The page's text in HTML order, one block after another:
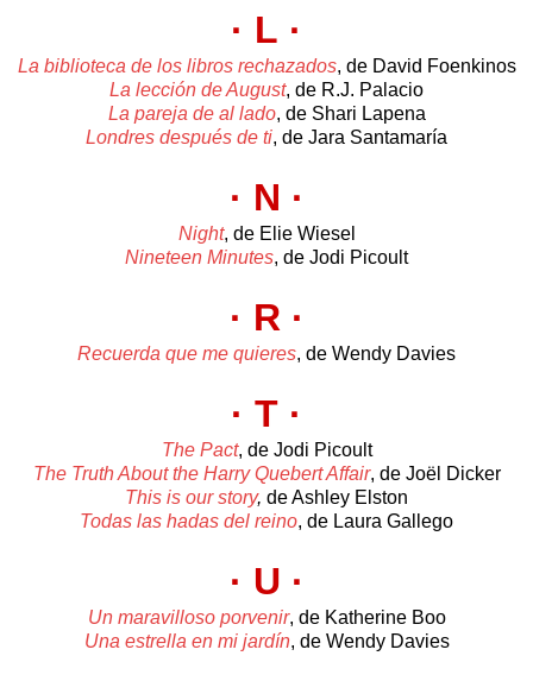
· L ·
La biblioteca de los libros rechazados, de David Foenkinos
La lección de August, de R.J. Palacio
La pareja de al lado, de Shari Lapena
Londres después de ti, de Jara Santamaría
· N ·
Night, de Elie Wiesel
Nineteen Minutes, de Jodi Picoult
· R ·
Recuerda que me quieres, de Wendy Davies
· T ·
The Pact, de Jodi Picoult
The Truth About the Harry Quebert Affair, de Joël Dicker
This is our story, de Ashley Elston
Todas las hadas del reino, de Laura Gallego
· U ·
Un maravilloso porvenir, de Katherine Boo
Una estrella en mi jardín, de Wendy Davies